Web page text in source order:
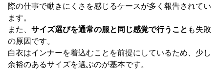
際の仕事で動きにくさを感じるケースが多く報告されてい
ます。
また、 サイズ選びを通常の服と同じ感覚で行うこと も失敗
の原因です。
白衣はインナーを着込むことを前提にしているため、少し
余裕のあるサイズを選ぶのが基本です。